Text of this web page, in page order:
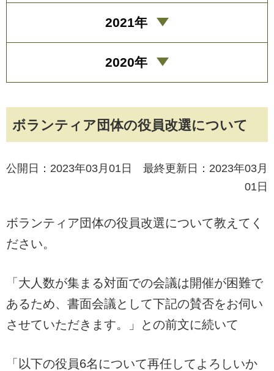
ボランティア団体の役員改選について
公開日：2023年03月01日 最終更新日：2023年03月
01日
ボランティア団体の役員改選について教えてく
ださい。
「大人数が集まる対面での会議は開催が困難で
あるため、書面会議として下記の賛否をお伺い
させていただきます。」との前文に続いて
「以下の役員6名について再任してよろしいか
2021年
2020年